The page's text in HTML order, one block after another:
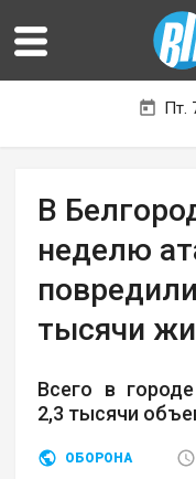
Пт.
В
неделю
тысячи
Всего в
2,3 тысячи
ОБОРОНА